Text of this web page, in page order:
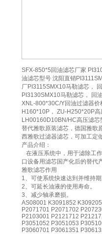
SFX-850*5回油滤芯厂家
油滤芯型号 沈阳直销
厂PI3115SMX10马勒滤芯，
PI3130SMX10马勒滤芯， 回
XNL-800*30C/Y回油过滤器
H160*10P， ZU-H250*20P
LH00160D10BN/HC高压滤芯
替代雅歌原装滤芯，德国雅歌
西雅歌过滤器滤芯，可加工定
产品介绍：
在液压系统中，用于滤除工
口设备用滤芯国产化后的替代
雅歌滤芯作用
1、可使系统快速达到并维持
2、可延长油液的使用寿命。
3、减少轴承磨损。
AS08001 K3091852
P2071701 P2071702
P2103001 P2121712
P3051052 P3051053
P3060701 P3061351